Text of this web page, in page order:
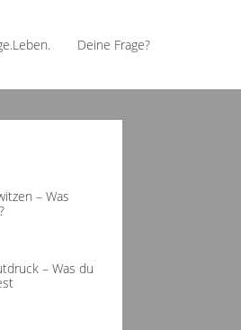
Deine Frage?
– Was
– Was du